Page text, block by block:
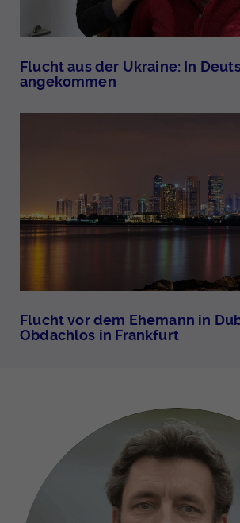
Flucht aus der Ukraine: In
angekommen
Flucht vor dem Ehemann in
Obdachlos in Frankfurt